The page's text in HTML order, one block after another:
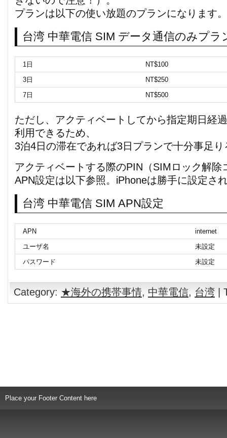
プランは以下の使い放題のプランになります。
台湾 中華電信 SIM データ通信のみプラ
1日
NT$100
3日
NT$250
7日
NT$500
ただし、アクティベートしてから指定期日経
利用できるため、
3泊4日の滞在であれば3日プランで十分事足り
アクティベートする際のPIN（SIMロック解除
APN設定は以下参照。iPhoneは勝手に設定さ
台湾 中華電信 SIM APN設定
APN
internet
ユーザ名
未設定
パスワード
未設定
Category: ★海外の携帯事情, 中華電信, 台湾 |
Place your Footer Content here